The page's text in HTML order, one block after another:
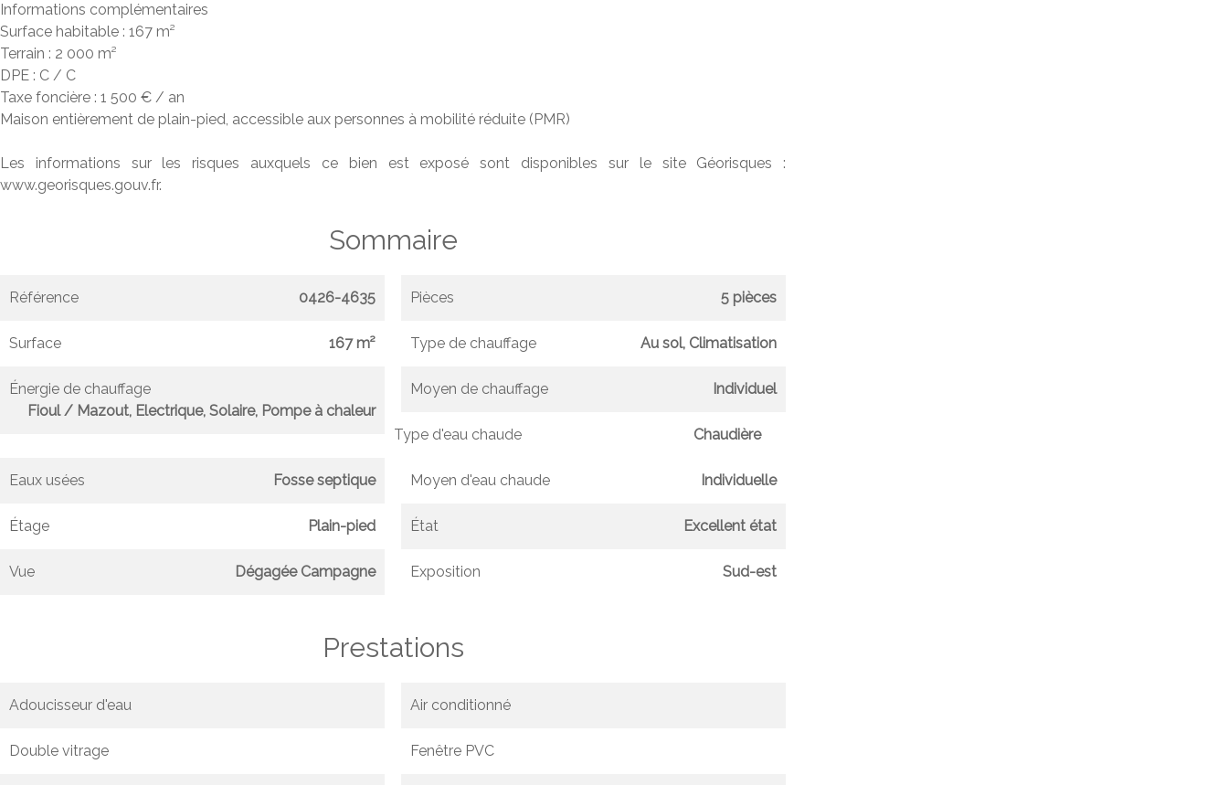
Informations complémentaires
Surface habitable : 167 m²
Terrain : 2 000 m²
DPE : C / C
Taxe foncière : 1 500 € / an
Maison entièrement de plain-pied, accessible aux personnes à mobilité réduite (PMR)
Les informations sur les risques auxquels ce bien est exposé sont disponibles sur le site Géorisques :
www.georisques.gouv.fr.
Sommaire
Référence 0426-4635 Pièces 5 pièces
Surface 167 m² Type de chauffage Au sol, Climatisation
Énergie de chauffage
Fioul / Mazout, Electrique, Solaire, Pompe à chaleur
Moyen de chauffage Individuel
Type d'eau chaude Chaudière
Moyen d'eau chaude Individuelle
Eaux usées Fosse septique
État Excellent état
Étage Plain-pied
Exposition Sud-est
Vue Dégagée Campagne
Prestations
Adoucisseur d'eau Air conditionné
Double vitrage Fenêtre PVC